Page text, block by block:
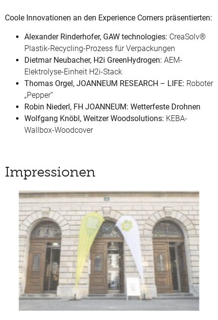
Coole Innovationen an den Experience Corners präsentierten:
Alexander Rinderhofer, GAW technologies: CreaSolv®
Plastik-Recycling-Prozess für Verpackungen
Dietmar Neubacher, H2i GreenHydrogen: AEM-
Elektrolyse-Einheit H2i-Stack
Thomas Orgel, JOANNEUM RESEARCH – LIFE: Roboter
„Pepper“
Robin Niederl, FH JOANNEUM: Wetterfeste Drohnen
Wolfgang Knöbl, Weitzer Woodsolutions: KEBA-
Wallbox-Woodcover
Impressionen